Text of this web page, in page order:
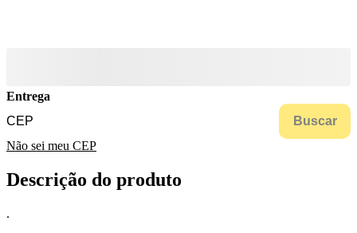
Entrega
Buscar
Não sei meu CEP
Descrição do produto
.